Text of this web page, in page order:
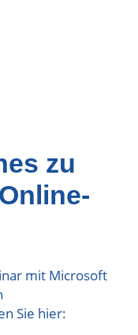
zu
mit Microsoft
Sie hier: